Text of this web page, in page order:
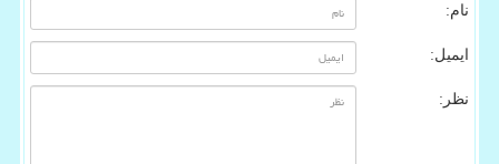
نام:
ایمیل:
نظر: